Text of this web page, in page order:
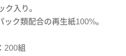
ク入り。
ック類配合の再生紙100%。
200組